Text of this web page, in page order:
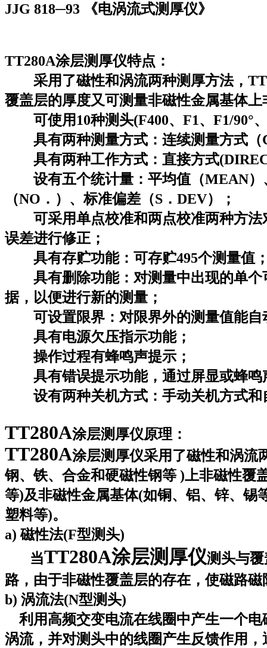
JJG 818─93 《电涡流式测厚仪》
TT280A涂层测厚仪特点：
采用了磁性和涡流两种测厚方法，
覆盖层的厚度又可测量非磁性金属基体
可使用10种测头(F400、F1、F1/90°、
具有两种测量方式：连续测量方式（
具有两种工作方式：直接方式
设有五个统计量：平均值（MEAN）
（NO．）、标准偏差（S．DEV）；
可采用单点校准和两点校准两种方法
误差进行修正；
具有存贮功能：可存贮495个测量值
具有删除功能：对测量中出现的单个
据，以便进行新的测量；
可设置限界：对限界外的测量值能自
具有电源欠压指示功能；
操作过程有蜂鸣声提示；
具有错误提示功能，通过屏显或蜂鸣
设有两种关机方式：手动关机方式和
TT280A涂层测厚仪原理：
TT280A涂层测厚仪采用了磁性和涡流
钢、铁、合金和硬磁性钢等 )上非磁性覆
等)及非磁性金属基体(如铜、铝、锌、锡
塑料等)。
a) 磁性法(F型测头)
当TT280A涂层测厚仪测头与
路，由于非磁性覆盖层的存在，使磁路
b) 涡流法(N型测头)
利用高频交变电流在线圈中产生一个
涡流，并对测头中的线圈产生反馈作用